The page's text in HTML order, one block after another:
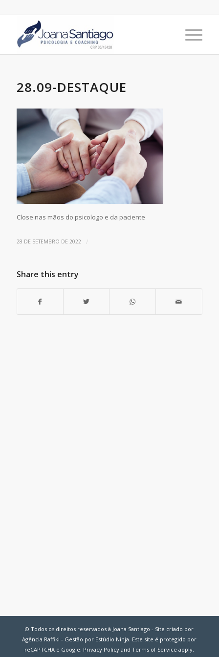
28.09-DESTAQUE
Close nas mãos do psicologo e da paciente
28 DE SETEMBRO DE 2022 /
Share this entry
© Todos os direitos reservados à Joana Santiago - Site criado por
Agência Raffiki - Gestão por Estúdio Ninja. Este site é protegido por
reCAPTCHA e Google. Privacy Policy andTerms of Service apply.